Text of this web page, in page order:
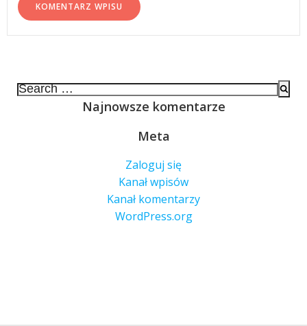
Search
Najnowsze komentarze
Meta
Zaloguj się
Kanał wpisów
Kanał komentarzy
WordPress.org